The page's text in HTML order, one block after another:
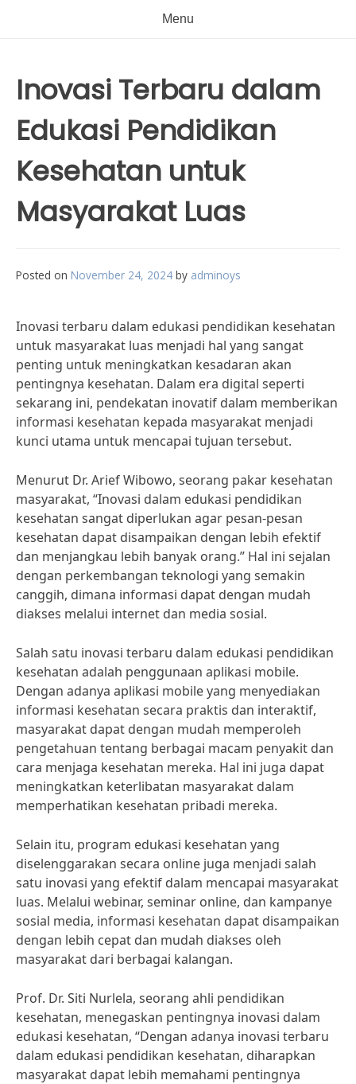
Menu
Inovasi Terbaru dalam
Edukasi Pendidikan
Kesehatan untuk
Masyarakat Luas
Posted on November 24, 2024 by adminoys
Inovasi terbaru dalam edukasi pendidikan kesehatan
untuk masyarakat luas menjadi hal yang sangat
penting untuk meningkatkan kesadaran akan
pentingnya kesehatan. Dalam era digital seperti
sekarang ini, pendekatan inovatif dalam memberikan
informasi kesehatan kepada masyarakat menjadi
kunci utama untuk mencapai tujuan tersebut.
Menurut Dr. Arief Wibowo, seorang pakar kesehatan
masyarakat, “Inovasi dalam edukasi pendidikan
kesehatan sangat diperlukan agar pesan-pesan
kesehatan dapat disampaikan dengan lebih efektif
dan menjangkau lebih banyak orang.” Hal ini sejalan
dengan perkembangan teknologi yang semakin
canggih, dimana informasi dapat dengan mudah
diakses melalui internet dan media sosial.
Salah satu inovasi terbaru dalam edukasi pendidikan
kesehatan adalah penggunaan aplikasi mobile.
Dengan adanya aplikasi mobile yang menyediakan
informasi kesehatan secara praktis dan interaktif,
masyarakat dapat dengan mudah memperoleh
pengetahuan tentang berbagai macam penyakit dan
cara menjaga kesehatan mereka. Hal ini juga dapat
meningkatkan keterlibatan masyarakat dalam
memperhatikan kesehatan pribadi mereka.
Selain itu, program edukasi kesehatan yang
diselenggarakan secara online juga menjadi salah
satu inovasi yang efektif dalam mencapai masyarakat
luas. Melalui webinar, seminar online, dan kampanye
sosial media, informasi kesehatan dapat disampaikan
dengan lebih cepat dan mudah diakses oleh
masyarakat dari berbagai kalangan.
Prof. Dr. Siti Nurlela, seorang ahli pendidikan
kesehatan, menegaskan pentingnya inovasi dalam
edukasi kesehatan, “Dengan adanya inovasi terbaru
dalam edukasi pendidikan kesehatan, diharapkan
masyarakat dapat lebih memahami pentingnya